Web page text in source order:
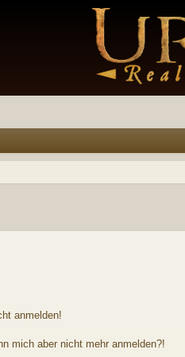
anmelden!
mich aber nicht mehr anmelden?!